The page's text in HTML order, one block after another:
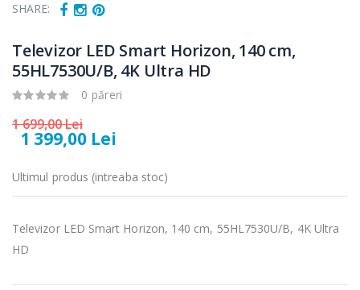
SHARE:
Televizor LED Smart Horizon, 140 cm,
55HL7530U/B, 4K Ultra HD
0 păreri
1 699,00 Lei
1 399,00 Lei
Ultimul produs (intreaba stoc)
Televizor LED Smart Horizon, 140 cm, 55HL7530U/B, 4K Ultra
HD
-25%
electric cu filtru
89,00 Lei
-21%
Masina de tocat
549,00 Lei
199,00 Lei
bucatarie